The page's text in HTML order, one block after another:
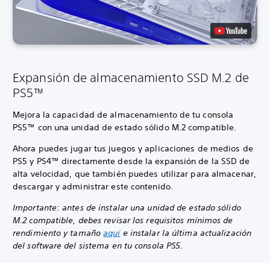
Expansión de almacenamiento SSD M.2 de
PS5™
Mejora la capacidad de almacenamiento de tu consola
PS5™ con una unidad de estado sólido M.2 compatible.
Ahora puedes jugar tus juegos y aplicaciones de medios de
PS5 y PS4™ directamente desde la expansión de la SSD de
alta velocidad, que también puedes utilizar para almacenar,
descargar y administrar este contenido.
Importante: antes de instalar una unidad de estado sólido
M.2 compatible, debes revisar los requisitos mínimos de
rendimiento y tamañoaquíe instalar la última actualización
del software del sistema en tu consola PS5.